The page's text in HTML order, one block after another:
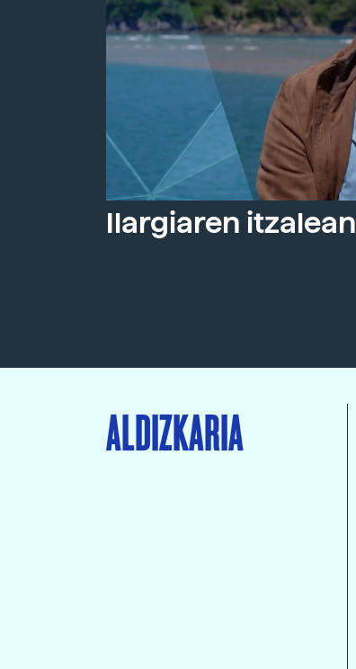
Ilargiaren itzalean
ALDIZKARIA